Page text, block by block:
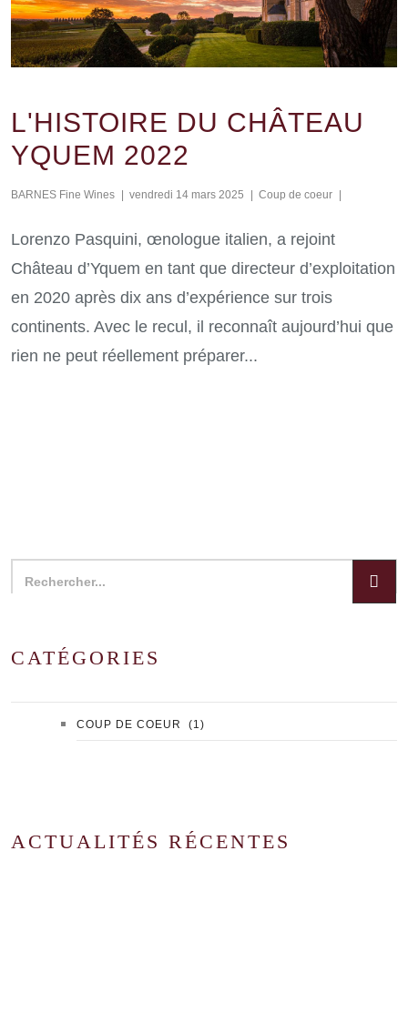
L'HISTOIRE DU CHÂTEAU
YQUEM 2022
BARNES Fine Wines vendredi 14 mars 2025 Coup de coeur
Lorenzo Pasquini, œnologue italien, a rejoint
Château d’Yquem en tant que directeur d’exploitation
en 2020 après dix ans d’expérience sur trois
continents. Avec le recul, il reconnaît aujourd’hui que
rien ne peut réellement préparer...
CATÉGORIES
COUP DE COEUR (1)
ACTUALITÉS RÉCENTES